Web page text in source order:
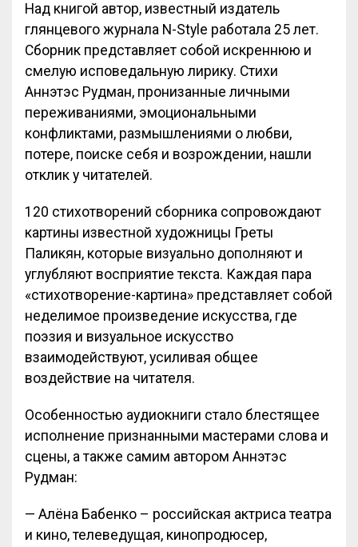
Над книгой автор, известный издатель
глянцевого журнала N-Style работала 25 лет.
Сборник представляет собой искреннюю и
смелую исповедальную лирику. Стихи
Аннэтэс Рудман, пронизанные личными
переживаниями, эмоциональными
конфликтами, размышлениями о любви,
потере, поиске себя и возрождении, нашли
отклик у читателей.
120 стихотворений сборника сопровождают
картины известной художницы Греты
Паликян, которые визуально дополняют и
углубляют восприятие текста. Каждая пара
«стихотворение-картина» представляет собой
неделимое произведение искусства, где
поэзия и визуальное искусство
взаимодействуют, усиливая общее
воздействие на читателя.
Особенностью аудиокниги стало блестящее
исполнение признанными мастерами слова и
сцены, а также самим автором Аннэтэс
Рудман:
— Алёна Бабенко – российская актриса театра
и кино, телеведущая, кинопродюсер,